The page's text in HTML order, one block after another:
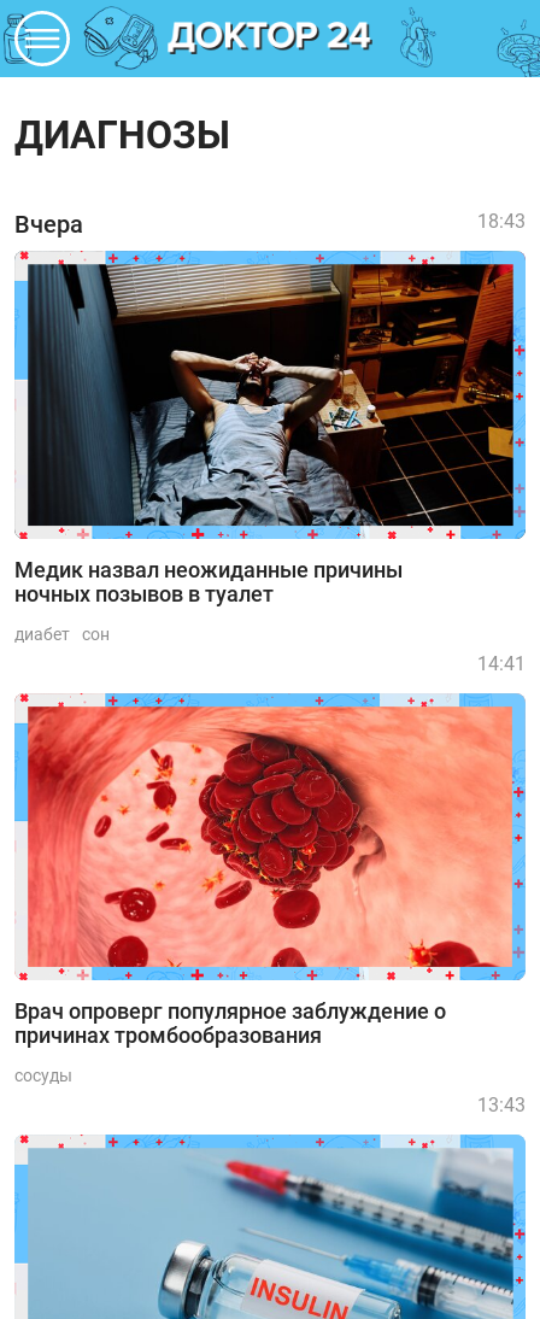
ДИАГНОЗЫ
Вчера
Медик назвал неожиданные причины
ночных позывов в туалет
18:43
диабет сон
Врач опроверг популярное заблуждение о
причинах тромбообразования
14:41
сосуды
13:43